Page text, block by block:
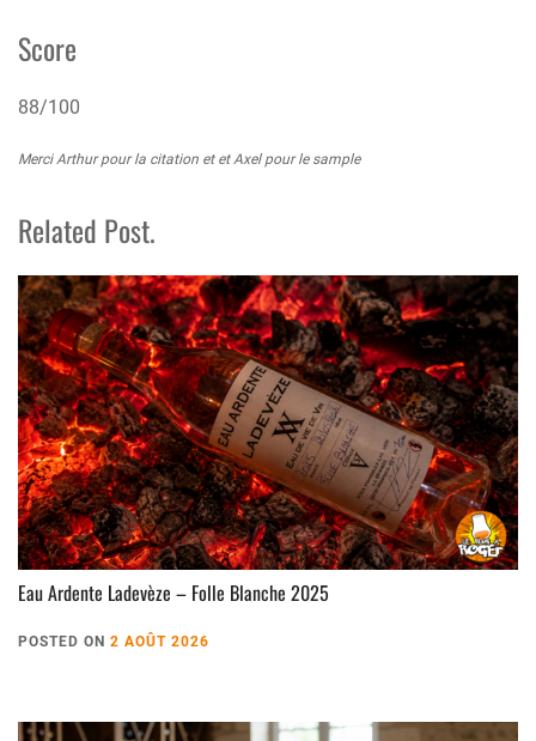
Score
88/100
Merci Arthur pour la citation et et Axel pour le sample
Related Post.
Eau Ardente Ladevèze – Folle Blanche 2025
POSTED ON 2 AOÛT 2026